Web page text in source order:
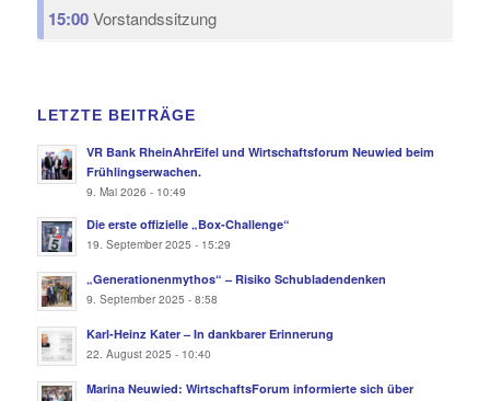
15:00Vorstandssitzung
LETZTE BEITRÄGE
VR Bank RheinAhrEifel und Wirtschaftsforum Neuwied beim
Frühlingserwachen.
9. Mai 2026 - 10:49
Die erste offizielle „Box-Challenge“
19. September 2025 - 15:29
„Generationenmythos“ – Risiko Schubladendenken
9. September 2025 - 8:58
Karl-Heinz Kater – In dankbarer Erinnerung
22. August 2025 - 10:40
Marina Neuwied: WirtschaftsForum informierte sich über